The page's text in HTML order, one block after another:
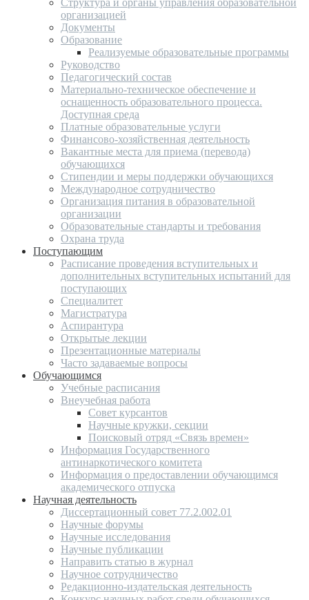
организацией
Документы
Образование
Реализуемые образовательные программы
Руководство
Педагогический состав
Материально-техническое обеспечение и
оснащенность образовательного процесса.
Доступная среда
Платные образовательные услуги
Финансово-хозяйственная деятельность
Вакантные места для приема (перевода)
обучающихся
Стипендии и меры поддержки обучающихся
Международное сотрудничество
Организация питания в образовательной
организации
Образовательные стандарты и требования
Охрана труда
Поступающим
Расписание проведения вступительных и
дополнительных вступительных испытаний для
поступающих
Специалитет
Магистратура
Аспирантура
Открытые лекции
Презентационные материалы
Часто задаваемые вопросы
Обучающимся
Учебные расписания
Внеучебная работа
Совет курсантов
Научные кружки, секции
Поисковый отряд «Связь времен»
Информация Государственного
антинаркотического комитета
Информация о предоставлении обучающимся
академического отпуска
Научная деятельность
Диссертационный совет 77.2.002.01
Научные форумы
Научные исследования
Научные публикации
Направить статью в журнал
Научное сотрудничество
Редакционно-издательская деятельность